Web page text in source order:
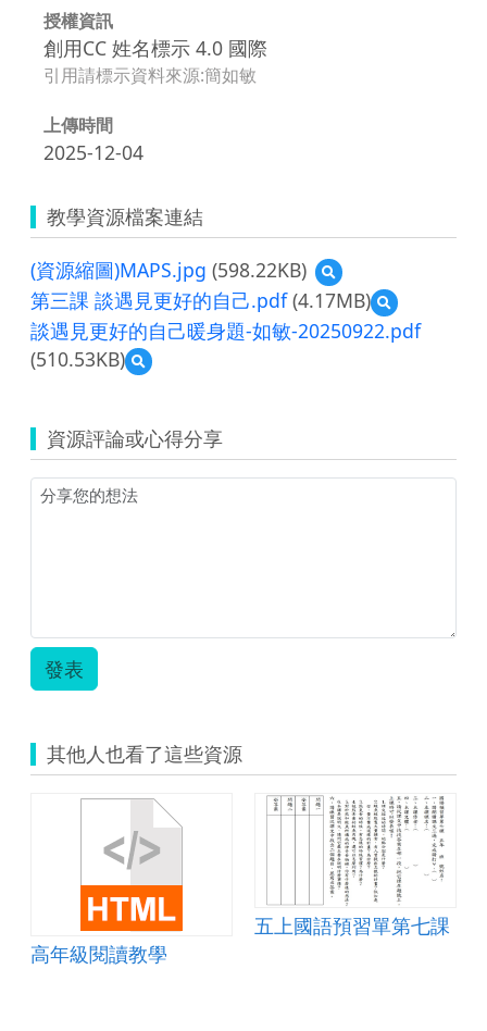
授權資訊
創用CC 姓名標示 4.0 國際
引用請標示資料來源:簡如敏
上傳時間
2025-12-04
教學資源檔案連結
(資源縮圖)MAPS.jpg (598.22KB)
預
覽
(資
源
第三課 談遇見更好的自己.pdf(4.17MB)
預
覽
第
更
談遇見更好的自己暖身題-如敏-20250922.pdf
(510.53KB)
預
覽
見
更
好
資源評論或心得分享
發表
其他人也看了這些資源
高年級閱讀教學
五上國語預習單第七課